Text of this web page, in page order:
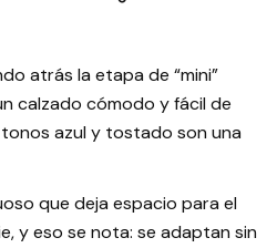
atrás la etapa de “mini”
calzado cómodo y fácil de
azul y tostado son una
que deja espacio para el
y eso se nota: se adaptan sin